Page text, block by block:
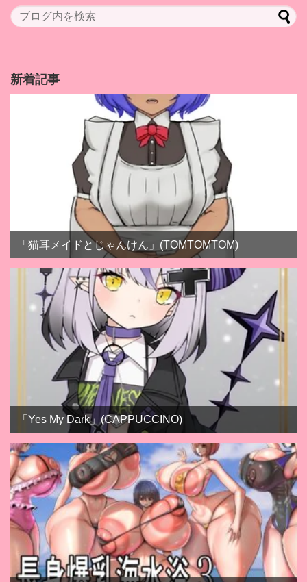
新着記事
「猫耳メイドとじゃんけん」(TOMTOMTOM)
「Yes My Dark」(CAPPUCCINO)